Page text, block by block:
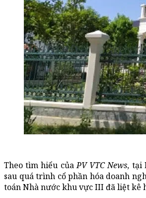
Theo tìm hiểu củaPV VTC News, tại
sau quá trình cổ phần hóa doanh
toán Nhà nước khu vực III đã liệt kê